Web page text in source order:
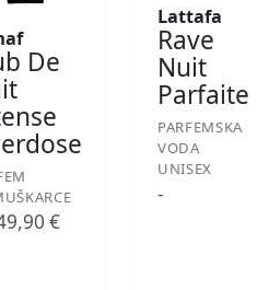
De
€
Lattafa
Rave
Nuit
Parfaite
PARFEMSKA
VODA
UNISEX
-